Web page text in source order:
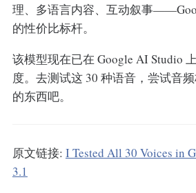
理、多语言内容、互动叙事
的性价比标杆。
该模型现在已在 Google AI Studio
度。去测试这 30 种语音，尝试音
的东西吧。
原文链接: I Tested All 30 Voices in
3.1